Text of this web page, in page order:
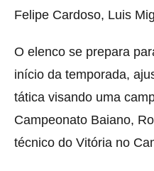
Felipe Cardoso, Luis
O elenco se prepara
início da temporada,
tática visando uma
Campeonato Baiano,
técnico do Vitória no